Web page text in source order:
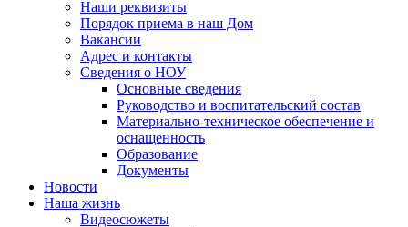
Наши реквизиты
Порядок приема в наш Дом
Вакансии
Адрес и контакты
Сведения о НОУ
Основные сведения
Руководство и воспитательский состав
Материально-техническое обеспечение и
оснащенность
Образование
Документы
Новости
Наша жизнь
Видеосюжеты